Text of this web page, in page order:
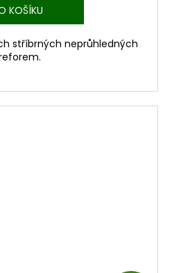
KOŠÍKU
stříbrných neprůhledných